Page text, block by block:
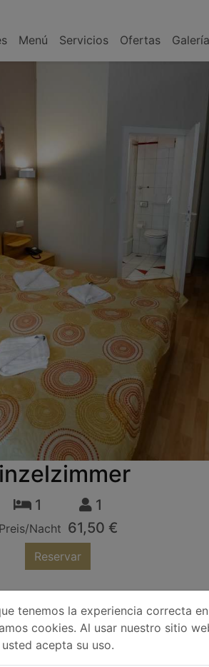
Menú Servicios Ofertas Galería
1 1
Preis/Nacht 61,50 €
Reservar
einen eigenen Eingang.
In Ihrem eigenen
Kostenlose
tenemos la experiencia correcta en
cookies. Al usar nuestro sitio
usted acepta su uso.